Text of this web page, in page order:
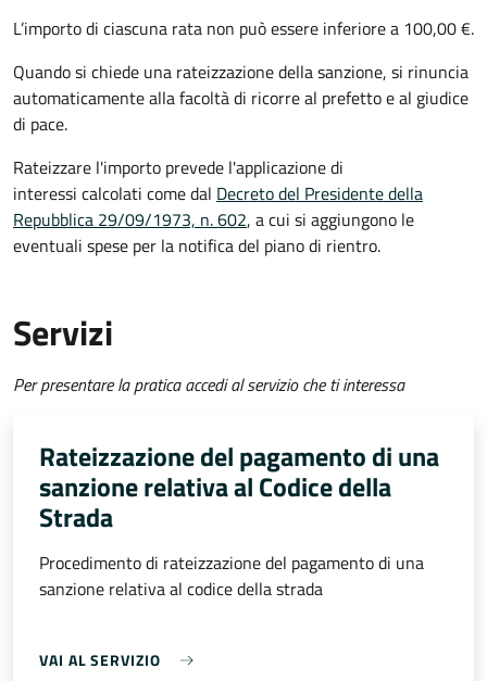
L’importo di ciascuna rata non può essere inferiore a 100,00 €.
Quando si chiede una rateizzazione della sanzione, si rinuncia
automaticamente alla facoltà di ricorre al prefetto e al giudice
di pace.
Rateizzare l'importo prevede l'applicazione di
interessi calcolati come dal Decreto del Presidente della
Repubblica 29/09/1973, n. 602, a cui si aggiungono le
eventuali spese per la notifica del piano di rientro.
Servizi
Per presentare la pratica accedi al servizio che ti interessa
Rateizzazione del pagamento di una
sanzione relativa al Codice della
Strada
Procedimento di rateizzazione del pagamento di una
sanzione relativa al codice della strada
VAI AL SERVIZIO